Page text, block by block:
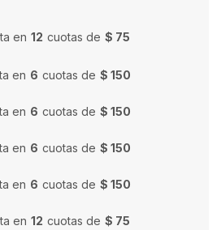
en 12 cuotas de $ 75
en 6 cuotas de $ 150
en 6 cuotas de $ 150
en 6 cuotas de $ 150
en 6 cuotas de $ 150
en 12 cuotas de $ 75